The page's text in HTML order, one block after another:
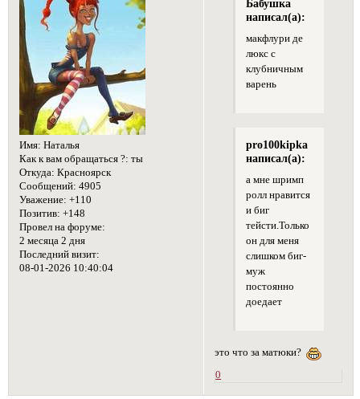
Имя: Наталья
Как к вам обращаться ?: ты
Откуда: Красноярск
Сообщений: 4905
Уважение: +110
Позитив: +148
Провел на форуме:
2 месяца 2 дня
Последний визит:
08-01-2026 10:40:04
Бабушка
написал(а):
макфлури де
люкс с
клубничным
варень
pro100kipka
написал(а):
а мне шримп
ролл нравится
и биг
тейсти.Только
он для меня
слишком биг-
муж
постоянно
доедает
это что за матюки?
0